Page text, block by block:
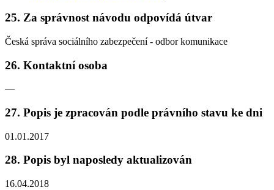
25. Za správnost návodu odpovídá útvar
Česká správa sociálního zabezpečení - odbor komunikace
26. Kontaktní osoba
—
27. Popis je zpracován podle právního stavu ke dni
01.01.2017
28. Popis byl naposledy aktualizován
16.04.2018